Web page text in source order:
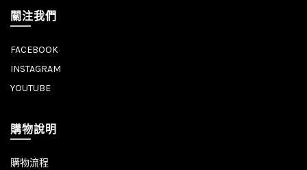
關注我們
FACEBOOK
INSTAGRAM
YOUTUBE
購物說明
購物流程